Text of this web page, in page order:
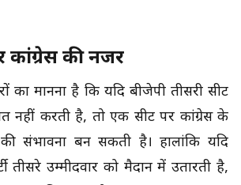
कांग्रेस की नजर
का मानना है कि यदि बीजेपी तीसरी सीट
नहीं करती है, तो एक सीट पर कांग्रेस के
की संभावना बन सकती है। हालांकि यदि
तीसरे उम्मीदवार को मैदान में उतारती है,